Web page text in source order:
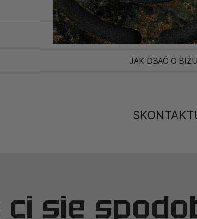
JAK
SKĄD POCHODZI
JAK DBAĆ O
ci się